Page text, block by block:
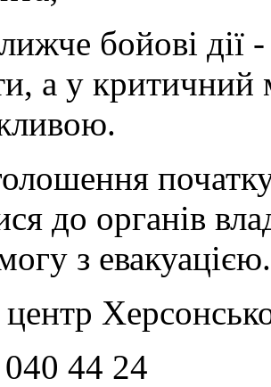
бойові дії
а у
до органів
з
44 24